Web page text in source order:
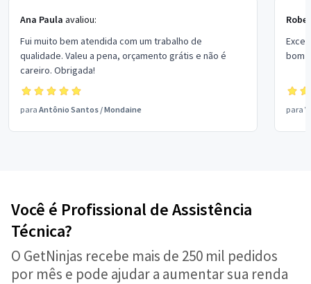
Ana Paula avaliou:
Fui muito bem atendida com um trabalho de
qualidade. Valeu a pena, orçamento grátis e não é
careiro. Obrigada!
para Antônio Santos /Mondaine
bom
para
Você é Profissional de Assistência
Técnica?
O GetNinjas recebe mais de 250 mil pedidos
por mês e pode ajudar a aumentar sua renda